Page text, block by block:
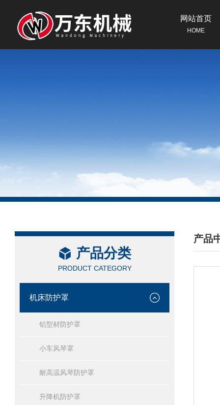
网站首页
HOME
产品分类
PRODUCT CATEGORY
机床防护罩
铝型材防护罩
小车风琴罩
耐高温风琴防护罩
升降机防护罩
产品
/